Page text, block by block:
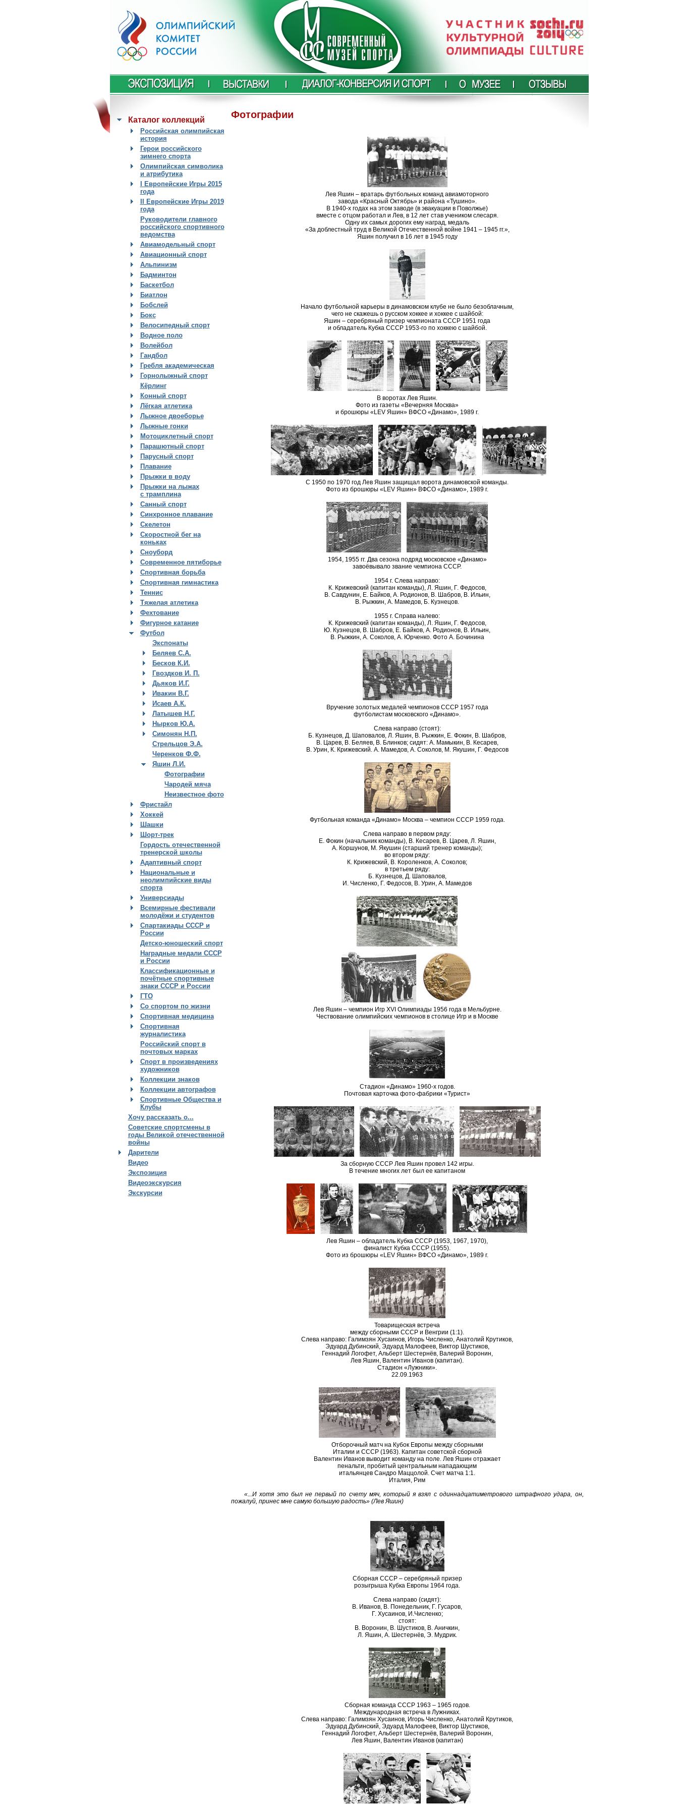
Каталог коллекций
Российская олимпийская
история
Герои российского
зимнего спорта
Олимпийская символика
и атрибутика
I Европейские Игры 2015
года
II Европейские Игры 2019
года
Руководители главного
российского спортивного
ведомства
Авиамодельный спорт
Авиационный спорт
Альпинизм
Бадминтон
Баскетбол
Биатлон
Бобслей
Бокс
Велосипедный спорт
Водное поло
Волейбол
Гандбол
Гребля академическая
Горнолыжный спорт
Кёрлинг
Конный спорт
Лёгкая атлетика
Лыжное двоеборье
Лыжные гонки
Мотоциклетный спорт
Парашютный спорт
Парусный спорт
Плавание
Прыжки в воду
Прыжки на лыжах
с трамплина
Санный спорт
Синхронное плавание
Скелетон
Скоростной бег на
коньках
Сноуборд
Современное пятиборье
Спортивная борьба
Спортивная гимнастика
Теннис
Тяжелая атлетика
Фехтование
Фигурное катание
Футбол
Экспонаты
Беляев С.А.
Бесков К.И.
Гвоздков И. П.
Дьяков И.Г.
Ивакин В.Г.
Исаев А.К.
Латышев Н.Г.
Нырков Ю.А.
Симонян Н.П.
Стрельцов Э.А.
Черенков Ф.Ф.
Яшин Л.И.
Фотографии
Чародей мяча
Неизвестное фото
Фристайл
Хоккей
Шашки
Шорт-трек
Гордость отечественной
тренерской школы
Адаптивный спорт
Национальные и
неолимпийские виды
спорта
Универсиады
Всемирные фестивали
молодёжи и студентов
Спартакиады СССР и
России
Детско-юношеский спорт
Наградные медали СССР
и России
Классификационные и
почётные спортивные
знаки СССР и России
ГТО
Со спортом по жизни
Спортивная медицина
Спортивная
журналистика
Российский спорт в
почтовых марках
Спорт в произведениях
художников
Коллекции знаков
Коллекции автографов
Спортивные Общества и
Клубы
Хочу рассказать о...
Советские спортсмены в
годы Великой отечественной
войны
Дарители
Видео
Экспозиция
Видеоэкскурсия
Экскурсии
Фотографии
Лев Яшин – вратарь футбольных команд авиамоторного
завода «Красный Октябрь» и района «Тушино».
В 1940-х годах на этом заводе (в эвакуации в Поволжье)
вместе с отцом работал и Лев, в 12 лет став учеником слесаря
Одну их самых дорогих ему наград, медаль
«За доблестный труд в Великой Отечественной войне 1941 – 1945 гг.»,
Яшин получил в 16 лет в 1945 году
Начало футбольной карьеры в динамовском клубе не было безоблачным,
чего не скажешь о русском хоккее и хоккее с шайбой:
Яшин – серебряный призер чемпионата СССР 1951 года
и обладатель Кубка СССР 1953-го по хоккею с шайбой.
В воротах Лев Яшин.
Фото из газеты «Вечерняя Москва»
и брошюры «LEV Яшин» ВФСО «Динамо», 1989 г.
С 1950 по 1970 год Лев Яшин защищал ворота динамовской команды.
Фото из брошюры «LEV Яшин» ВФСО «Динамо», 1989 г.
1954, 1955 гг. Два сезона подряд московское «Динамо»
завоёвывало звание чемпиона СССР.
1954 г. Слева направо:
К. Крижевский (капитан команды), Л. Яшин, Г. Федосов,
В. Савдунин, Е. Байков, А. Родионов, В. Шабров, В. Ильин,
В. Рыжкин, А. Мамедов, Б. Кузнецов.
1955 г. Справа налево:
К. Крижевский (капитан команды), Л. Яшин, Г. Федосов,
Ю. Кузнецов, В. Шабров, Е. Байков, А. Родионов, В. Ильин,
В. Рыжкин, А. Соколов, А. Юрченко. Фото А. Бочинина
Вручение золотых медалей чемпионов СССР 1957 года
футболистам московского «Динамо».
Слева направо (стоят):
Б. Кузнецов, Д. Шаповалов, Л. Яшин, В. Рыжкин, Е. Фокин, В. Шабров,
В. Царев, В. Беляев, В. Блинков; сидят: А. Мамыкин, В. Кесарев,
В. Урин, К. Крижевский. А. Мамедов, А. Соколов, М. Якушин, Г. Федосов
Футбольная команда «Динамо» Москва – чемпион СССР 1959 года.
Слева направо в первом ряду:
Е. Фокин (начальник команды), В. Кесарев, В. Царев, Л. Яшин,
А. Коршунов, М. Якушин (старший тренер команды);
во втором ряду:
К. Крижевский, В. Короленков, А. Соколов;
в третьем ряду:
Б. Кузнецов, Д. Шаповалов,
И. Численко, Г. Федосов, В. Урин, А. Мамедов
Лев Яшин – чемпион Игр XVI Олимпиады 1956 года в Мельбурне.
Чествование олимпийских чемпионов в столице Игр и в Москве
Стадион «Динамо» 1960-х годов.
Почтовая карточка фото-фабрики «Турист»
За сборную СССР Лев Яшин провел 142 игры.
В течение многих лет был ее капитаном
Лев Яшин – обладатель Кубка СССР (1953, 1967, 1970),
финалист Кубка СССР (1955).
Фото из брошюры «LEV Яшин» ВФСО «Динамо», 1989 г.
Товарищеская встреча
между сборными СССР и Венгрии (1:1).
Слева направо: Галимзян Хусаинов, Игорь Численко, Анатолий Крутиков,
Эдуард Дубинский, Эдуард Малофеев, Виктор Шустиков,
Геннадий Логофет, Альберт Шестернёв, Валерий Воронин,
Лев Яшин, Валентин Иванов (капитан).
Стадион «Лужники».
22.09.1963
Отборочный матч на Кубок Европы между сборными
Италии и СССР (1963). Капитан советской сборной
Валентин Иванов выводит команду на поле. Лев Яшин отражает
пенальти, пробитый центральным нападающим
итальянцев Сандро Маццолой. Счет матча 1:1.
Италия, Рим
«...И хотя это был не первый по счету мяч, который я взял с одиннадцатиметрового штрафного удара, он,
пожалуй, принес мне самую большую радость» (Лев Яшин)
Сборная СССР – серебряный призер
розыгрыша Кубка Европы 1964 года.
Слева направо (сидят):
В. Иванов, В. Понедельник, Г. Гусаров,
Г. Хусаинов, И.Численко;
стоят:
В. Воронин, В. Шустиков, В. Аничкин,
Л. Яшин, А. Шестернёв, Э. Мудрик.
Сборная команда СССР 1963 – 1965 годов.
Международная встреча в Лужниках.
Слева направо: Галимзян Хусаинов, Игорь Численко, Анатолий Крутиков,
Эдуард Дубинский, Эдуард Малофеев, Виктор Шустиков,
Геннадий Логофет, Альберт Шестернёв, Валерий Воронин,
Лев Яшин, Валентин Иванов (капитан)